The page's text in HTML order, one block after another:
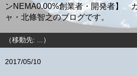
ンNEMA0.00%創業者・開発者】
ャ・北條智之のブログです。
2017/05/10